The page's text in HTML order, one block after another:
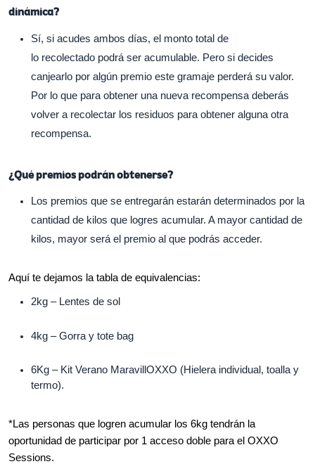
dinámica?
Sí, si acudes ambos días, el monto total de
lo recolectado podrá ser acumulable. Pero si decides
canjearlo por algún premio este gramaje perderá su valor.
Por lo que para obtener una nueva recompensa deberás
volver a recolectar los residuos para obtener alguna otra
recompensa.
¿Qué premios podrán obtenerse?
Los premios que se entregarán estarán determinados por la
cantidad de kilos que logres acumular. A mayor cantidad de
kilos, mayor será el premio al que podrás acceder.
Aquí te dejamos la tabla de equivalencias:
2kg – Lentes de sol
4kg – Gorra y tote bag
6Kg – Kit Verano MaravillOXXO (Hielera individual, toalla y
termo).
*Las personas que logren acumular los 6kg tendrán la
oportunidad de participar por 1 acceso doble para el OXXO
Sessions.